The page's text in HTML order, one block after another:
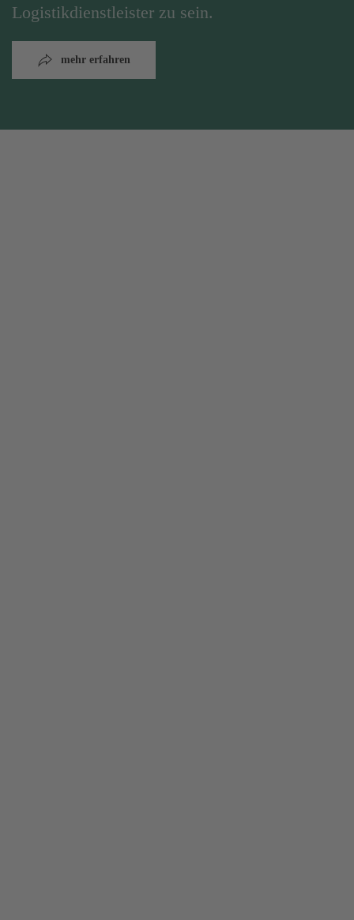
Logistikdienstleister zu sein.
mehr erfahren